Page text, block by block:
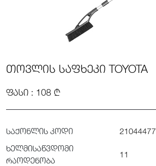
ᲗᲝᲕᲚᲘᲡ ᲡᲐᲤᲮᲔᲙᲘ TOYOTA
ᲤᲐᲡᲘ : 108 ₾
საქონლის კოდი
21044477
ხელმისაწვდომი
რაოდენობა
11